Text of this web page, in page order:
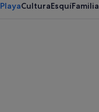
PlayaCulturaEsquíFamilia